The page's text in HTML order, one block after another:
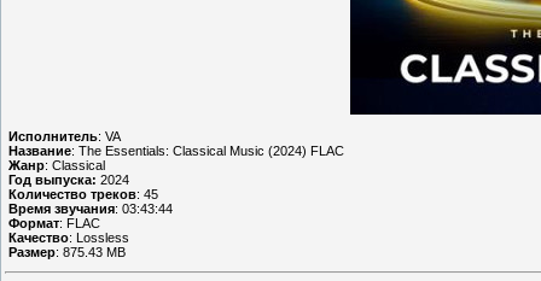
Исполнитель: VA
Название: The Essentials: Classical Music (2024) FLAC
Жанр: Classical
Год выпуска: 2024
Количество треков: 45
Время звучания: 03:43:44
Формат: FLAC
Качество: Lossless
Размер: 875.43 MB